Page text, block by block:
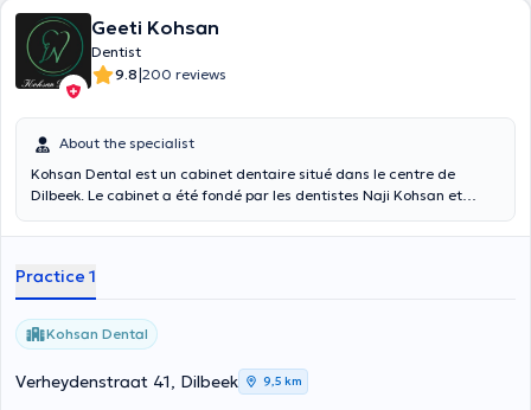
Geeti Kohsan
Dentist
9.8|200 reviews
About the specialist
Kohsan Dental est un cabinet dentaire situé dans le centre de
Dilbeek. Le cabinet a été fondé par les dentistes Naji Kohsan et
Practice 1
Kohsan Dental
Verheydenstraat 41, Dilbeek 9,5 km